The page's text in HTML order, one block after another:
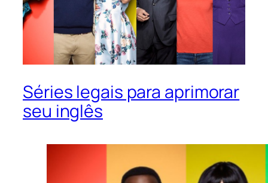
Séries legais para aprimorar
seu inglês